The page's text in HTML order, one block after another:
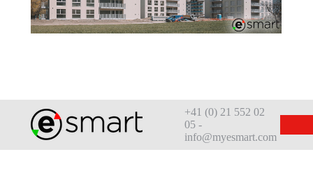
+41 (0) 21 552 02
05 -
info@myesmart.com